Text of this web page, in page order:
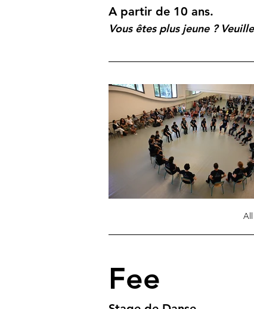
A partir de 10 ans.
Vous êtes plus jeune ?
Fee